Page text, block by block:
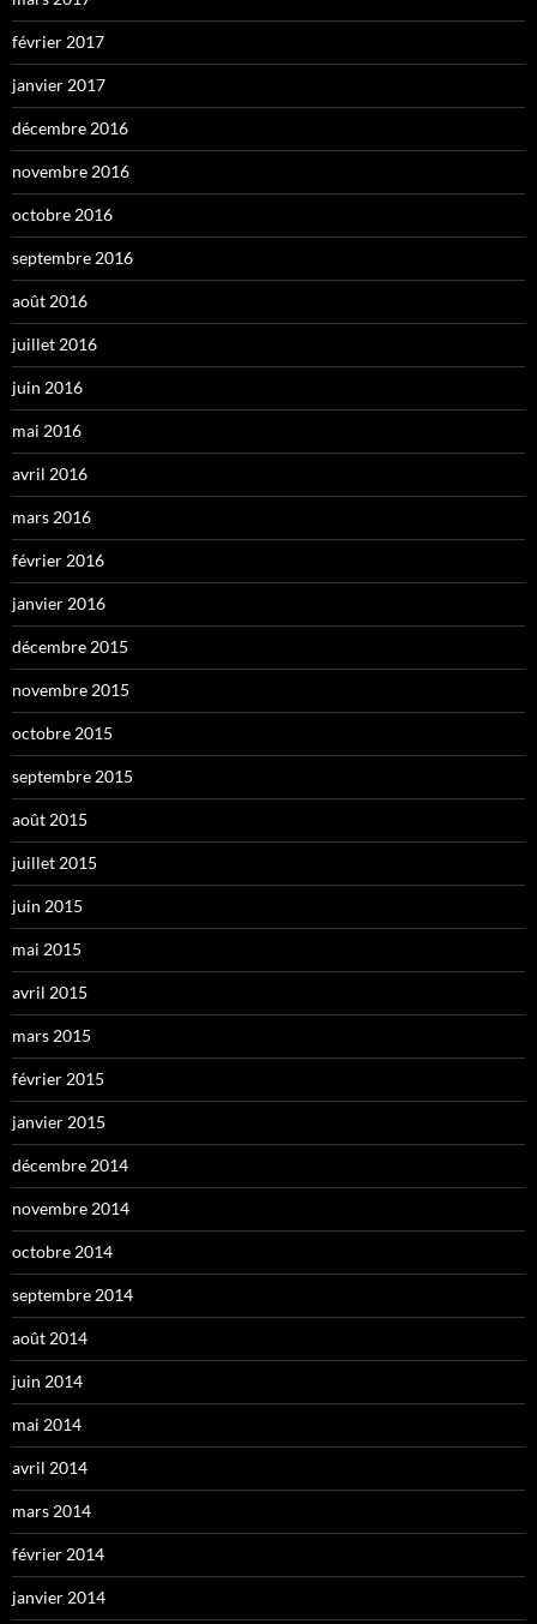
février 2017
janvier 2017
décembre 2016
novembre 2016
octobre 2016
septembre 2016
août 2016
juillet 2016
juin 2016
mai 2016
avril 2016
mars 2016
février 2016
janvier 2016
décembre 2015
novembre 2015
octobre 2015
septembre 2015
août 2015
juillet 2015
juin 2015
mai 2015
avril 2015
mars 2015
février 2015
janvier 2015
décembre 2014
novembre 2014
octobre 2014
septembre 2014
août 2014
juin 2014
mai 2014
avril 2014
mars 2014
février 2014
janvier 2014